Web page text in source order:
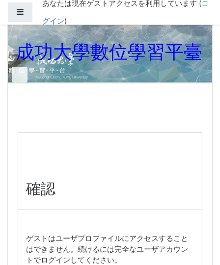
メインコンテンツへスキップする
あなたは現在ゲストアクセスを利用しています (ロ
グイン)
成功大學數位學習平臺
確認
ゲストはユーザプロファイルにアクセスすること
はできません。続けるには完全なユーザアカウン
トでログインしてください。